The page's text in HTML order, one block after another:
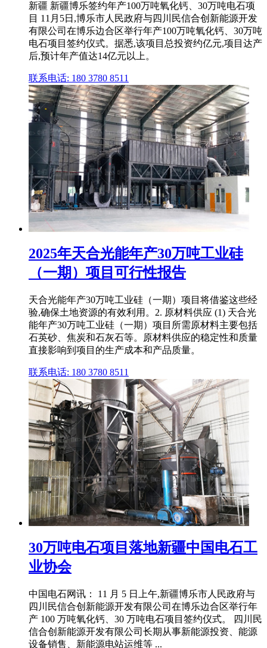
新疆 新疆博乐签约年产100万吨氧化钙、30万吨电石项
目 11月5日,博乐市人民政府与四川民信合创新能源开发
有限公司在博乐边合区举行年产100万吨氧化钙、30万吨
电石项目签约仪式。据悉,该项目总投资约亿元,项目达产
后,预计年产值达14亿元以上。
联系电话: 180 3780 8511
2025年天合光能年产30万吨工业硅
（一期）项目可行性报告
天合光能年产30万吨工业硅（一期）项目将借鉴这些经
验,确保土地资源的有效利用。2. 原材料供应 (1) 天合光
能年产30万吨工业硅（一期）项目所需原材料主要包括
石英砂、焦炭和石灰石等。原材料供应的稳定性和质量
直接影响到项目的生产成本和产品质量。
联系电话: 180 3780 8511
30万吨电石项目落地新疆中国电石工
业协会
中国电石网讯： 11 月 5 日上午,新疆博乐市人民政府与
四川民信合创新能源开发有限公司在博乐边合区举行年
产 100 万吨氧化钙、30 万吨电石项目签约仪式。 四川民
信合创新能源开发有限公司长期从事新能源投资、能源
设备销售、新能源电站运维等 ...